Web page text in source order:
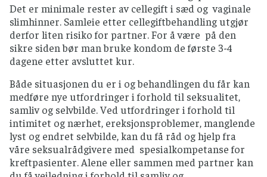
Det er minimale rester av cellegift i sæd og vaginale
slimhinner. Samleie etter cellegiftbehandling utgjør
derfor liten risiko for partner. For å være på den
sikre siden bør man bruke kondom de første 3-4
dagene etter avsluttet kur.
Både situasjonen du er i og behandlingen du får kan
medføre nye utfordringer i forhold til seksualitet,
samliv og selvbilde. Ved utfordringer i forhold til
intimitet og nærhet, ereksjonsproblemer, manglende
lyst og endret selvbilde, kan du få råd og hjelp fra
våre seksualrådgivere med spesialkompetanse for
kreftpasienter. Alene eller sammen med partner kan